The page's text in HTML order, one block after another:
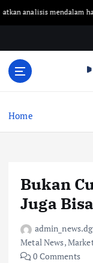
mendalam hanya
Home
Bukan
Juga
Metal News,
0 Comments